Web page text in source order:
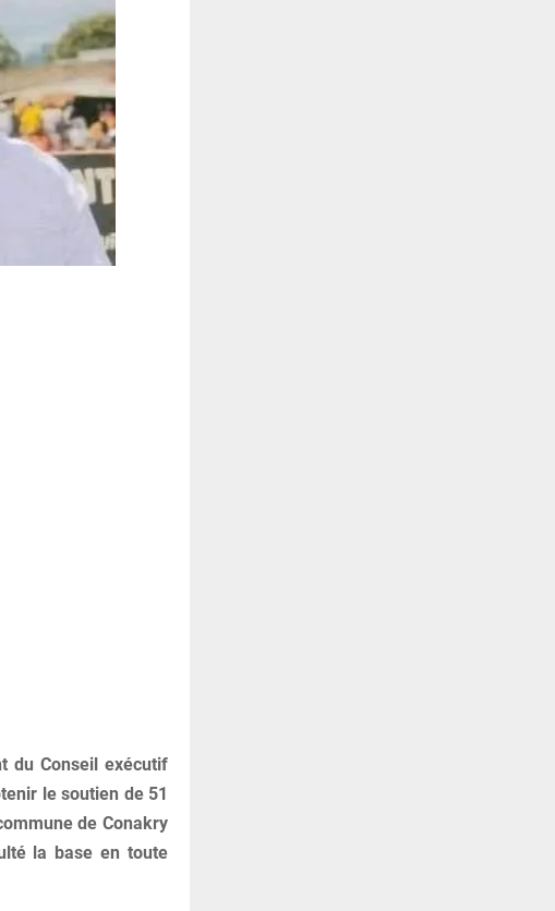
du Conseil exécutif
le soutien de 51
de Conakry
la base en toute